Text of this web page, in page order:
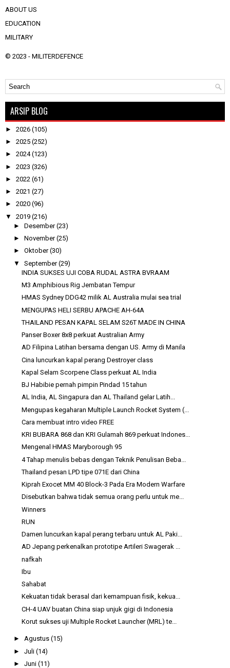
ABOUT US
EDUCATION
MILITARY
© 2023 - MILITERDEFENCE
ARSIP BLOG
► 2026 (105)
► 2025 (252)
► 2024(123)
► 2023 (326)
► 2022 (61)
► 2021 (27)
► 2020 (96)
▼ 2019 (216)
► Desember(23)
► November(25)
► Oktober(30)
▼ September(29)
INDIA SUKSES UJI COBA RUDAL ASTRA BVRAAM
M3 Amphibious Rig Jembatan Tempur
HMAS Sydney DDG42 milik AL Australia mulai sea trial
MENGUPAS HELI SERBU APACHE AH-64A
THAILAND PESAN KAPAL SELAM S26T MADE IN CHINA
Panser Boxer 8x8 perkuat Australian Army
AD Filipina Latihan bersama dengan US. Army di Manila
Cina luncurkan kapal perang Destroyer class
Kapal Selam Scorpene Class perkuat AL India
BJ Habibie pernah pimpin Pindad 15 tahun
AL India, AL Singapura dan AL Thailand gelar Latih...
Mengupas kegaharan Multiple Launch Rocket System (...
Cara membuat intro video FREE
KRI BUBARA 868 dan KRI Gulamah 869 perkuat Indones...
Mengenal HMAS Maryborough 95
4 Tahap menulis bebas dengan Teknik Penulisan Beba...
Thailand pesan LPD tipe 071E dari China
Kiprah Exocet MM 40 Block-3 Pada Era Modern Warfare
Disebutkan bahwa tidak semua orang perlu untuk me...
Winners
RUN
Damen luncurkan kapal perang terbaru untuk AL Paki...
AD Jepang perkenalkan prototipe Artileri Swagerak ...
nafkah
Ibu
Sahabat
Kekuatan tidak berasal dari kemampuan fisik, kekua...
CH-4 UAV buatan China siap unjuk gigi di Indonesia
Korut sukses uji Multiple Rocket Launcher (MRL) te...
► Agustus (15)
► Juli (14)
► Juni (11)